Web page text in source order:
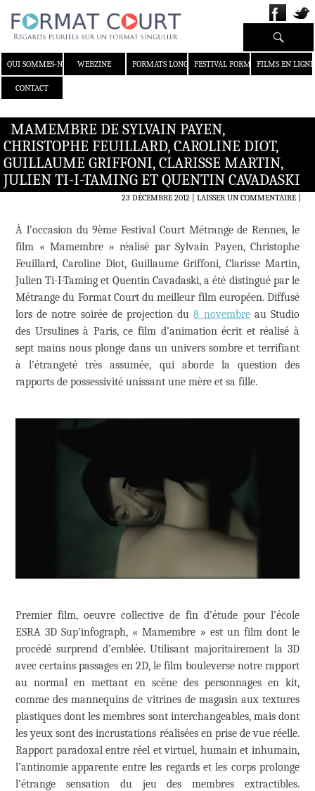
QUI SOMMES-NOUS ?WEBZINE FORMATS LONGS FESTIVAL FORMAT COURT
FILMS EN LIGNE
CONTACT
Recherche
MAMEMBRE DE SYLVAIN PAYEN,
CHRISTOPHE FEUILLARD, CAROLINE DIOT,
GUILLAUME GRIFFONI, CLARISSE MARTIN,
JULIEN TI-I-TAMING ET QUENTIN CAVADASKI
23 DÉCEMBRE 2012 LAISSER UN COMMENTAIRE|
À l’occasion du 9ème Festival Court Métrange de Rennes, le
film « Mamembre » réalisé par Sylvain Payen, Christophe
Feuillard, Caroline Diot, Guillaume Griffoni, Clarisse Martin,
Julien Ti-I-Taming et Quentin Cavadaski, a été distingué par le
Métrange du Format Court du meilleur film européen. Diffusé
lors de notre soirée de projection du8 novembreau Studio
des Ursulines à Paris, ce film d’animation écrit et réalisé à
sept mains nous plonge dans un univers sombre et terrifiant
à l’étrangeté très assumée, qui aborde la question des
rapports de possessivité unissant une mère et sa fille.
Premier film, oeuvre collective de fin d’étude pour l’école
ESRA 3D Sup’infograph, « Mamembre » est un film dont le
procédé surprend d’emblée. Utilisant majoritairement la 3D
avec certains passages en 2D, le film bouleverse notre rapport
au normal en mettant en scène des personnages en kit,
comme des mannequins de vitrines de magasin aux textures
plastiques dont les membres sont interchangeables, mais dont
les yeux sont des incrustations réalisées en prise de vue réelle.
Rapport paradoxal entre réel et virtuel, humain et inhumain,
l’antinomie apparente entre les regards et les corps prolonge
l’étrange sensation du jeu des membres extractibles.